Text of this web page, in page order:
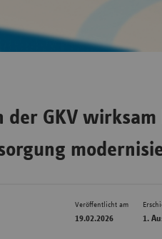
der GKV wirksam
Veröffentlicht am
19.02.2026 1.